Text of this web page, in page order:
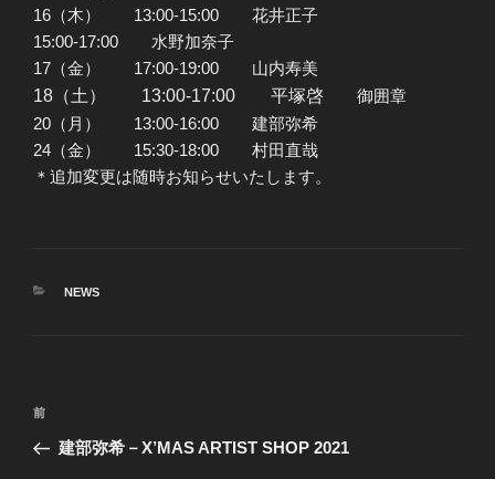
16（木） 13:00-15:00 花井正子
15:00-17:00 水野加奈子
17（金） 17:00-19:00 山内寿美
18（土） 13:00-17:00 平塚啓 御囲章
20（月） 13:00-16:00 建部弥希
24（金） 15:30-18:00 村田直哉
＊追加変更は随時お知らせいたします。
カ
NEWS
投
ナ
前
の
前
建部弥希－X’MAS ARTIST SHOP 2021